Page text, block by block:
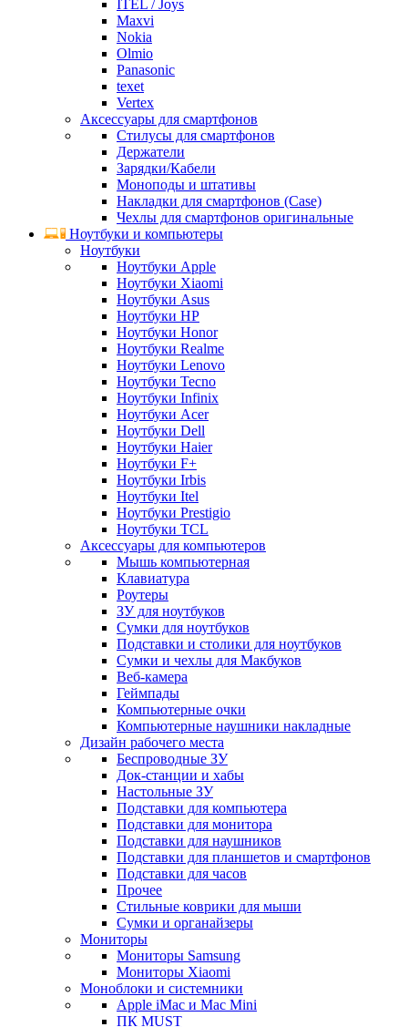
ITEL / Joys
Maxvi
Nokia
Olmio
Panasonic
texet
Vertex
Аксессуары для смартфонов
Стилусы для смартфонов
Держатели
Зарядки/Кабели
Моноподы и штативы
Накладки для смартфонов (Case)
Чехлы для смартфонов оригинальные
Ноутбуки и компьютеры
Ноутбуки
Ноутбуки Apple
Ноутбуки Xiaomi
Ноутбуки Asus
Ноутбуки HP
Ноутбуки Honor
Ноутбуки Realme
Ноутбуки Lenovo
Ноутбуки Tecno
Ноутбуки Infinix
Ноутбуки Acer
Ноутбуки Dell
Ноутбуки Haier
Ноутбуки F+
Ноутбуки Irbis
Ноутбуки Itel
Ноутбуки Prestigio
Ноутбуки TCL
Аксессуары для компьютеров
Мышь компьютерная
Клавиатура
Роутеры
ЗУ для ноутбуков
Сумки для ноутбуков
Подставки и столики для ноутбуков
Сумки и чехлы для Макбуков
Веб-камера
Геймпады
Компьютерные очки
Компьютерные наушники накладные
Дизайн рабочего места
Беспроводные ЗУ
Док-станции и хабы
Настольные ЗУ
Подставки для компьютера
Подставки для монитора
Подставки для наушников
Подставки для планшетов и смартфонов
Подставки для часов
Прочее
Стильные коврики для мыши
Сумки и органайзеры
Мониторы
Мониторы Samsung
Мониторы Xiaomi
Моноблоки и системники
Apple iMac и Mac Mini
ПК MUST